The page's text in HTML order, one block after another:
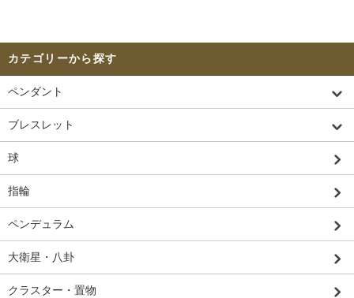
カテゴリーから探す
ペンダント
ブレスレット
球
指輪
ペンデュラム
大衛星・八卦
クラスター・置物